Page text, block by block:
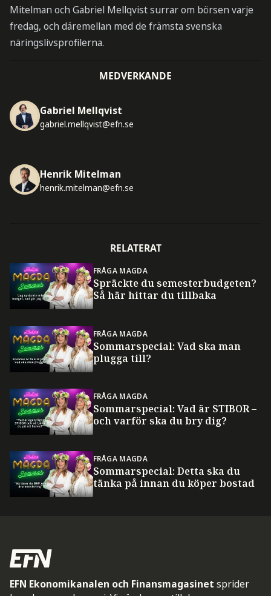
Mitelman och Gabriel Mellqvist surrar om börsen varje
fredag, och däremellan med de främsta svenska
näringslivsprofilerna.
MEDVERKANDE
Gabriel Mellqvist
gabriel.mellqvist@efn.se
Henrik Mitelman
henrik.mitelman@efn.se
RELATERAT
FRÅGA MAGDA
Spräckte du semesterbudgeten?
Så här hittar du tillbaka
FRÅGA MAGDA
Sommarspecial: Vad ska man
plugga till?
FRÅGA MAGDA
Sommarspecial: Vad är STIBOR –
och varför ska du bry dig?
FRÅGA MAGDA
Sommarspecial: Detta ska du
tänka på innan du köper bostad
EFN Ekonomikanalen och Finansmagasinet sprider